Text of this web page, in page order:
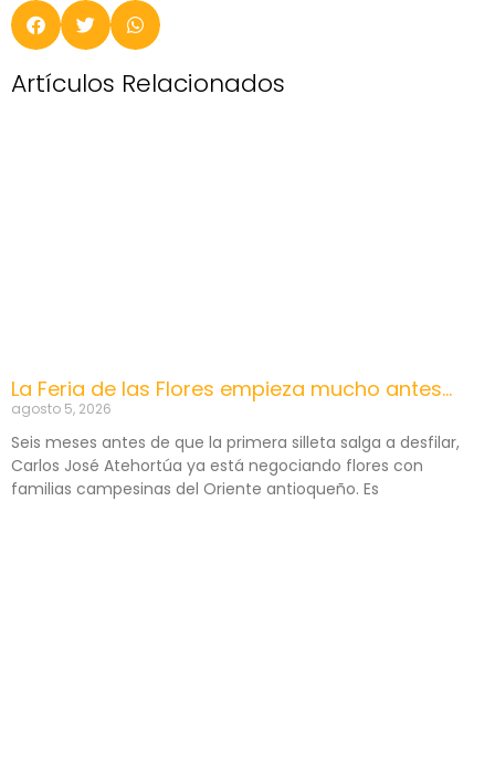
Artículos Relacionados
La Feria de las Flores empieza mucho antes…
agosto 5, 2026
Seis meses antes de que la primera silleta salga a desfilar,
Carlos José Atehortúa ya está negociando flores con
familias campesinas del Oriente antioqueño. Es